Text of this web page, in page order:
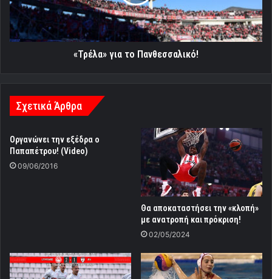
«Τρέλα» για το Πανθεσσαλικό!
Σχετικά Άρθρα
Οργανώνει την εξέδρα ο
Παπαπέτρου! (Video)
09/06/2016
Θα αποκαταστήσει την «κλοπή»
με ανατροπή και πρόκριση!
02/05/2024